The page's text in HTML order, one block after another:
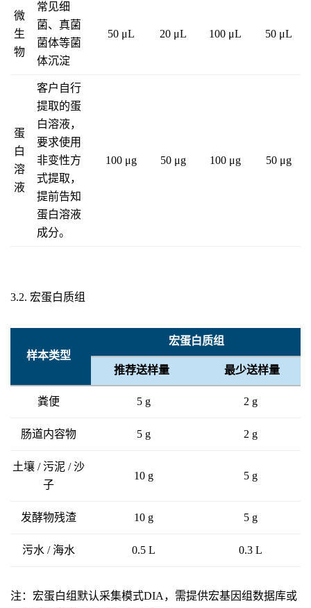
微
生
物
常见细
菌、真菌
菌体等菌
体沉淀
50 μL 20 μL 100 μL 50 μL
蛋
白
溶
液
客户自行
提取的蛋
白溶液，
要求使用
非变性方
式提取，
提前告知
蛋白溶液
成分。
100 μg 50 μg 100 μg 50 μg
3.2. 宏蛋白质组
样本类型
宏蛋白质组
推荐送样量 最少送样量
粪便 5 g 2 g
肠道内容物 5 g 2 g
土壤 / 污泥 / 沙
子
10 g 5 g
发酵物残渣 10 g 5 g
污水 / 海水 0.5 L 0.3 L
注：宏蛋白组默认采集模式DIA，需提供宏基因组数据库或